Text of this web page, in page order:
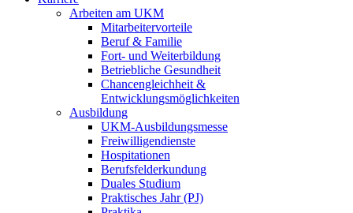
Arbeiten am UKM
Mitarbeitervorteile
Beruf & Familie
Fort- und Weiterbildung
Betriebliche Gesundheit
Chancengleichheit &
Entwicklungsmöglichkeiten
Ausbildung
UKM-Ausbildungsmesse
Freiwilligendienste
Hospitationen
Berufsfelderkundung
Duales Studium
Praktisches Jahr (PJ)